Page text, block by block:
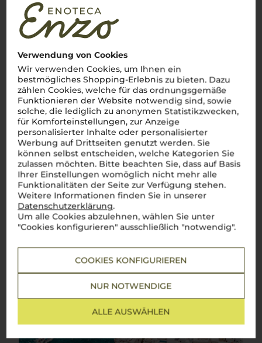
Verwendung von Cookies
Wir verwenden Cookies, um Ihnen ein
bestmögliches Shopping-Erlebnis zu bieten. Dazu
zählen Cookies, welche für das ordnungsgemäße
Funktionieren der Website notwendig sind, sowie
solche, die lediglich zu anonymen Statistikzwecken,
für Komforteinstellungen, zur Anzeige
personalisierter Inhalte oder personalisierter
Werbung auf Drittseiten genutzt werden. Sie
können selbst entscheiden, welche Kategorien Sie
zulassen möchten. Bitte beachten Sie, dass auf Basis
Ihrer Einstellungen womöglich nicht mehr alle
Funktionalitäten der Seite zur Verfügung stehen.
Weitere Informationen finden Sie in unserer
Datenschutzerklärung.
Um alle Cookies abzulehnen, wählen Sie unter
"Cookies konfigurieren" ausschließlich "notwendig".
COOKIES KONFIGURIEREN
NUR NOTWENDIGE
ALLE AUSWÄHLEN
Apulien
Fruchtige, kraftvolle Weine mit unverkennbarer
Ah, la Puglia! Diese sonnenverwöhnte Region im tiefen
Süden Italiens, wo die Leidenschaft für den Weinbau so tief
verwurzelt ist wie die alten Olivenbäume. Hier, wo die Sonne
golden scheint und derMezzogiornoseinen vollen Ausdruck
findet, entstehen Weine, die genauso charaktervoll sind wie
das Land selbst. Von Salento bis Castel del Monte –Pugliaist
das Herzstück für autochthone Rebsorten wie
Negroamaro. Ein Primitivo di Manduria? Einfachbellisimo
seiner kräftigen Struktur und den intensiven Aromen erzählt
er Geschichten von warmen Sommernächten und dem Duft
der Macchia. Diese Weine, die Fruchtigkeit, Würze und eine
unverkennbare Mineralität in sich vereinen, sind wie ein
Schluck Süditalien.Perfettofür alle, die den unverfälschten
Geschmack derPugliaentdecken möchten – ein Genuss, der
die Seele berührt.
Mehr Weine aus Apulien